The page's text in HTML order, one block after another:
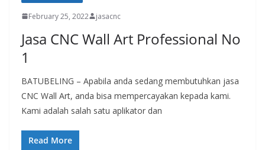
February 25, 2022 jasacnc
Jasa CNC Wall Art Professional No
1
BATUBELING – Apabila anda sedang membutuhkan jasa
CNC Wall Art, anda bisa mempercayakan kepada kami.
Kami adalah salah satu aplikator dan
Read More